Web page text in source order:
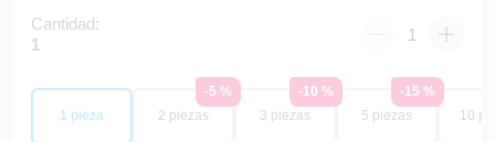
Cantidad:
1
1 pieza
-5 %
2 piezas
-10 %
3 piezas
-15 %
5 piezas
10